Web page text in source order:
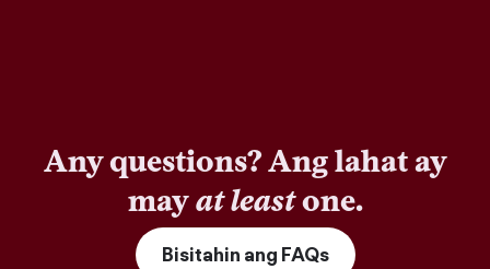
Any questions? Ang lahat ay
mayat leastone.
Bisitahin ang FAQs